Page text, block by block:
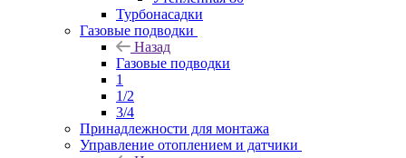
Турбонасадки
Газовые подводки
Назад
Газовые подводки
1
1/2
3/4
Принадлежности для монтажа
Управление отоплением и датчики